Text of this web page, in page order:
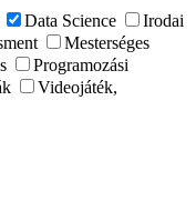
Data Science
Irodai
Mesterséges
Programozási
Videojáték,